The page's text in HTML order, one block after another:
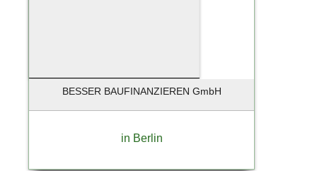
BESSER BAUFINANZIEREN GmbH
in Berlin